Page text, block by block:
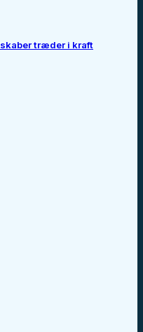
træder i kraft